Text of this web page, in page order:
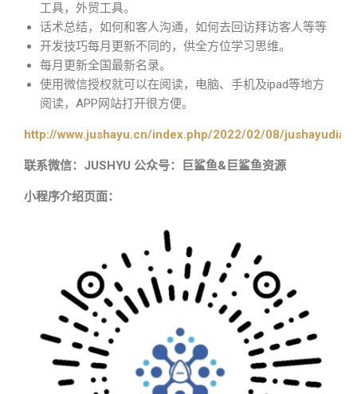
工具，外贸工具。
话术总结，如何和客人沟通，如何去回访拜访客人等等
开发技巧每月更新不同的，供全方位学习思维。
每月更新全国最新名录。
使用微信授权就可以在阅读，电脑、手机及ipad等地方
阅读，APP网站打开很方便。
http://www.jushayu.cn/index.php/2022/02/08/
联系微信：JUSHYU 公众号：巨鲨鱼&巨鲨鱼资源
小程序介绍页面：